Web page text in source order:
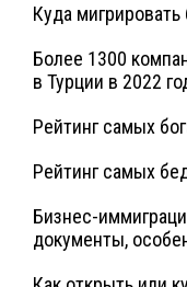
Куда
Более 1300
в Турции в 2022
Рейтинг самых
Рейтинг самых
Бизнес-
документы,